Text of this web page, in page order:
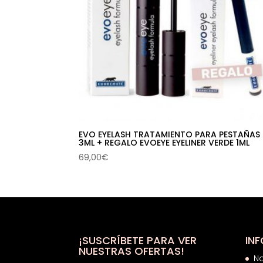
EVO EYELASH TRATAMIENTO PARA PESTAÑAS
3ML + REGALO EVOEYE EYELINER VERDE 1ML
69,00€
¡SUSCRÍBETE PARA VER
NUESTRAS OFERTAS!